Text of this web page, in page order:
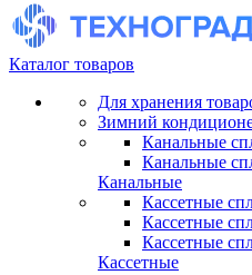
Каталог товаров
Для хранения
Зимний
Канальные
Канальные
Канальные
Кассетные
Кассетные
Кассетные
Кассетные